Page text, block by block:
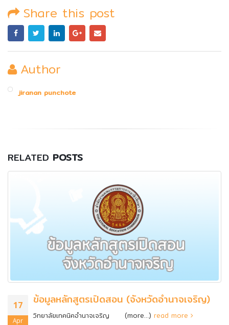
Share this post
Author
jiranan punchote
RELATED POSTS
17
Apr
ข้อมูลหลักสูตรเปิดสอน (จังหวัดอำนาจเจริญ)
วิทยาลัยเทคนิคอำนาจเจริญ (more…) read more